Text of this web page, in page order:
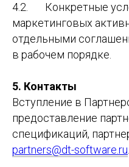
4.2. Конкретные
маркетинговых
отдельными
в рабочем порядке.
5. Контакты
Вступление в
предоставление
спецификаций,
partners@dt-software.ru